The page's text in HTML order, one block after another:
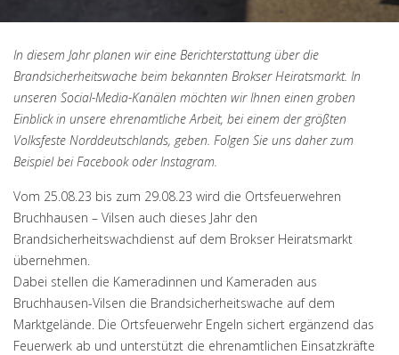
In diesem Jahr planen wir eine Berichterstattung über die
Brandsicherheitswache beim bekannten Brokser Heiratsmarkt. In
unseren Social-Media-Kanälen möchten wir Ihnen einen groben
Einblick in unsere ehrenamtliche Arbeit, bei einem der größten
Volksfeste Norddeutschlands, geben. Folgen Sie uns daher zum
Beispiel bei Facebook oder Instagram.
Vom 25.08.23 bis zum 29.08.23 wird die Ortsfeuerwehren
Bruchhausen – Vilsen auch dieses Jahr den
Brandsicherheitswachdienst auf dem Brokser Heiratsmarkt
übernehmen.
Dabei stellen die Kameradinnen und Kameraden aus
Bruchhausen-Vilsen die Brandsicherheitswache auf dem
Marktgelände. Die Ortsfeuerwehr Engeln sichert ergänzend das
Feuerwerk ab und unterstützt die ehrenamtlichen Einsatzkräfte